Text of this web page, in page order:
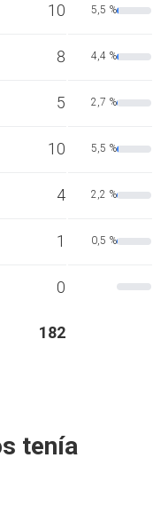
10 5,5 %
8 4,4 %
5 2,7 %
10 5,5 %
4 2,2 %
1 0,5 %
0
182
tenía